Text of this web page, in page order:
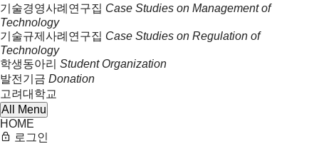
기술경영사례연구집 Case Studies on Management of
Technology
기술규제사례연구집 Case Studies on Regulation of
Technology
학생동아리 Student Organization
발전기금 Donation
고려대학교
All Menu
HOME
로그인